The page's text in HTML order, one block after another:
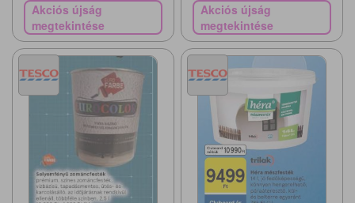
Akciós újság
megtekintése
Akciós újság
megtekintése